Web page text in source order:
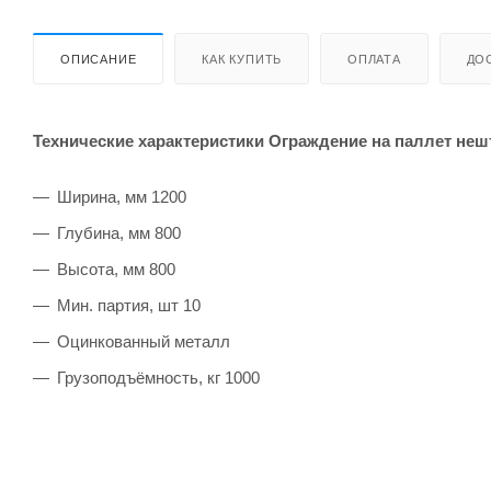
ОПИСАНИЕ КАК КУПИТЬ ОПЛАТА
Технические характеристики Ограждение на паллет
Ширина, мм 1200
Глубина, мм 800
Высота, мм 800
Мин. партия, шт 10
Оцинкованный металл
Грузоподъёмность, кг 1000